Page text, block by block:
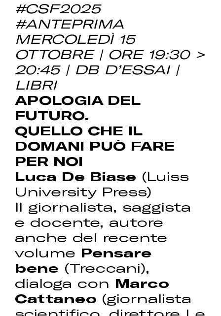
#CSF2025
#ANTEPRIMA
MERCOLEDÌ 15
OTTOBRE | ORE 19:30 >
20:45 | DB D’ESSAI |
LIBRI
APOLOGIA DEL
FUTURO.
QUELLO CHE IL
DOMANI PUÒ FARE
PER NOI
Luca De Biase (Luiss
University Press)
Il giornalista, saggista
e docente, autore
anche del recente
volume Pensare
bene (Treccani),
dialoga con Marco
Cattaneo (giornalista